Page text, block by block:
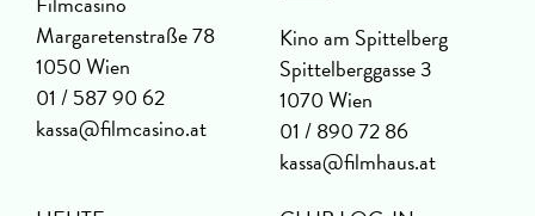
Margaretenstraße 78
1050 Wien
01 / 587 90 62
kassa@filmcasino.at
Kino am Spittelberg
Spittelberggasse 3
1070 Wien
01 / 890 72 86
kassa@filmhaus.at